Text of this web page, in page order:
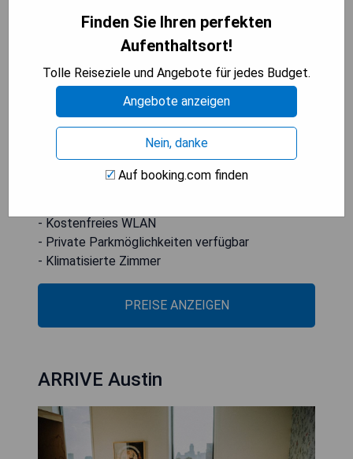
Erwin Center - University of Texas entfernt ist.
Die klimatisierte Unterkunft liegt 17 km vom
Austin Convention Center entfernt, und Gäste
können von der verfügbaren
Privatparkplatznutzung vor Ort sowie
kostenlosem WLAN profitieren. Die Unterkunft ist
rauchfrei und befindet sich 20 km vom Moody
- Kostenfreies WLAN
- Private Parkmöglichkeiten verfügbar
- Klimatisierte Zimmer
PREISE ANZEIGEN
ARRIVE Austin
Finden Sie Ihren perfekten
Aufenthaltsort!
Tolle Reiseziele und Angebote für jedes Budget.
Angebote anzeigen
Nein, danke
Auf booking.com finden